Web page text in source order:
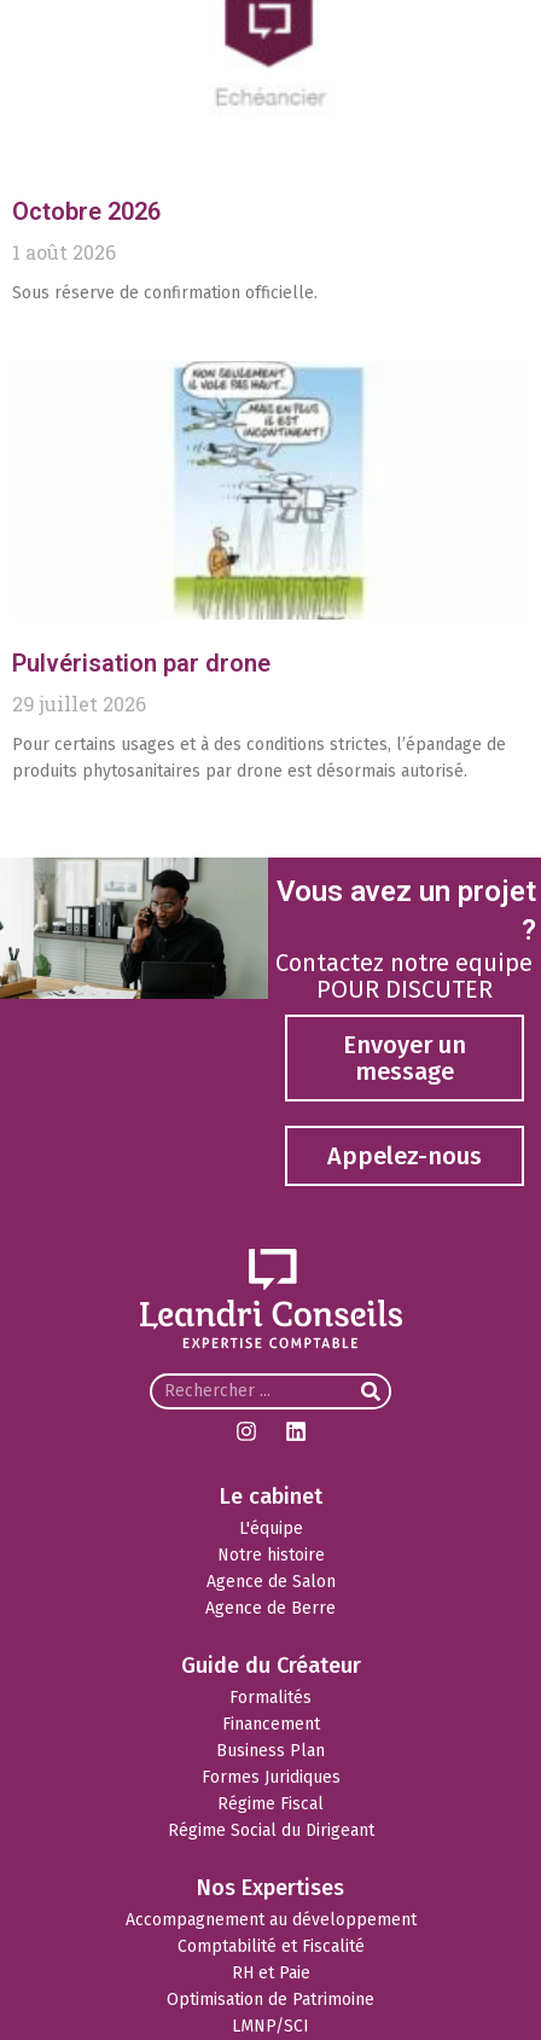
Octobre 2026
1 août 2026
Sous réserve de confirmation officielle.
Pulvérisation par drone
29 juillet 2026
Pour certains usages et à des conditions strictes, l’épandage de
produits phytosanitaires par drone est désormais autorisé.
Vous avez un projet
?
Contactez notre equipe
POUR DISCUTER
Envoyer un
message
Appelez-nous
Le cabinet
L'équipe
Notre histoire
Agence de Salon
Agence de Berre
Guide du Créateur
Formalités
Financement
Business Plan
Formes Juridiques
Régime Fiscal
Régime Social du Dirigeant
Nos Expertises
Accompagnement au développement
Comptabilité et Fiscalité
RH et Paie
Optimisation de Patrimoine
LMNP/SCI